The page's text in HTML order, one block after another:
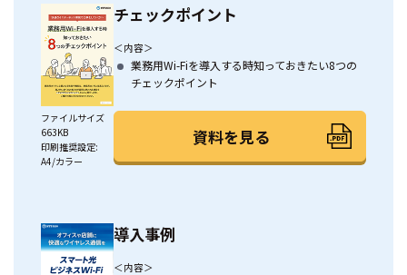
ファイルサイズ
663KB
印刷推奨設定:
A4/カラー
チェックポイント
＜内容＞
業務用Wi-Fiを導入する時知っておきたい8つの
チェックポイント
資料を見る
導入事例
＜内容＞